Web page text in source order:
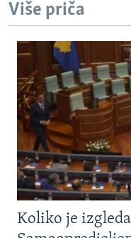
TRI DECENIJE OD RATA U BIH
NASTANAK I RASPAD
Više priča
Koliko je